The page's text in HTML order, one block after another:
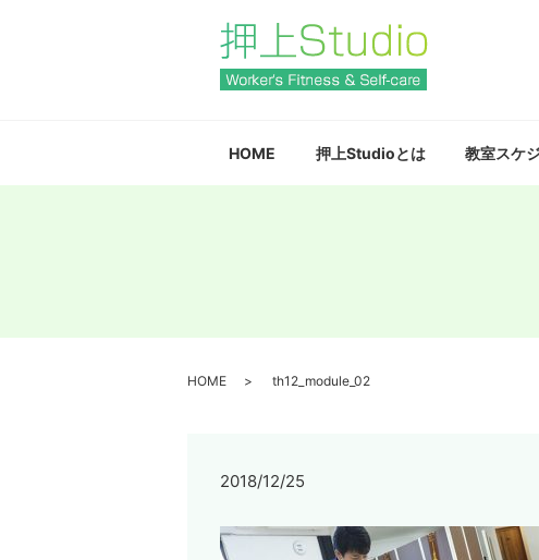
HOME 押上Studioとは 教室スケ
HOME th12_module_02
2018/12/25